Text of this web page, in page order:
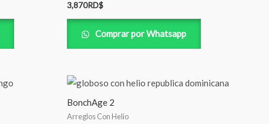
3,870RD$
Comprar por Whatsapp
BonchAge 2
Arreglos Con Helio